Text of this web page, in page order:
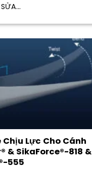
Lực Cho Cánh
& SikaForce®-818 &
555